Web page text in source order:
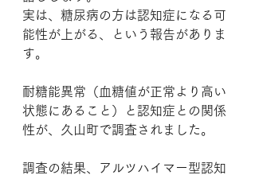
実は、糖尿病の方は認知症になる可
能性が上がる、という報告がありま
す。
耐糖能異常（血糖値が正常より高い
状態にあること）と認知症との関係
性が、久山町で調査されました。
調査の結果、アルツハイマー型認知